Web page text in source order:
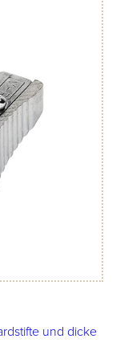
und dicke